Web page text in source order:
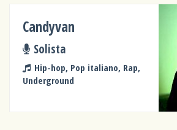
Candyvan
Solista
Hip-hop, Pop italiano, Rap,
Underground